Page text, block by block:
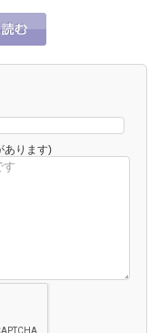
あります)